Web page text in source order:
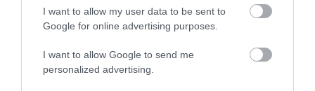
I want to allow my user data to be sent to
Google for online advertising purposes.
I want to allow Google to send me
personalized advertising.
és házunk a nyugalom és biztonság központja
lehessen.
Magastetők esetén négy különböző csomag
került kialakításra, amellyel kiegészítve a teljes